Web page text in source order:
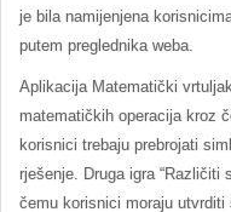
je bila namijenjena
putem preglednika weba.
Aplikacija Matematički
matematičkih operacija kroz
korisnici trebaju prebrojati
rješenje. Druga igra “Različiti
čemu korisnici moraju